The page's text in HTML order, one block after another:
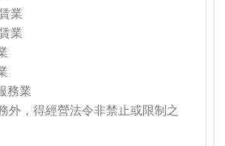
業
業
務業
外，得經營法令非禁止或限制之